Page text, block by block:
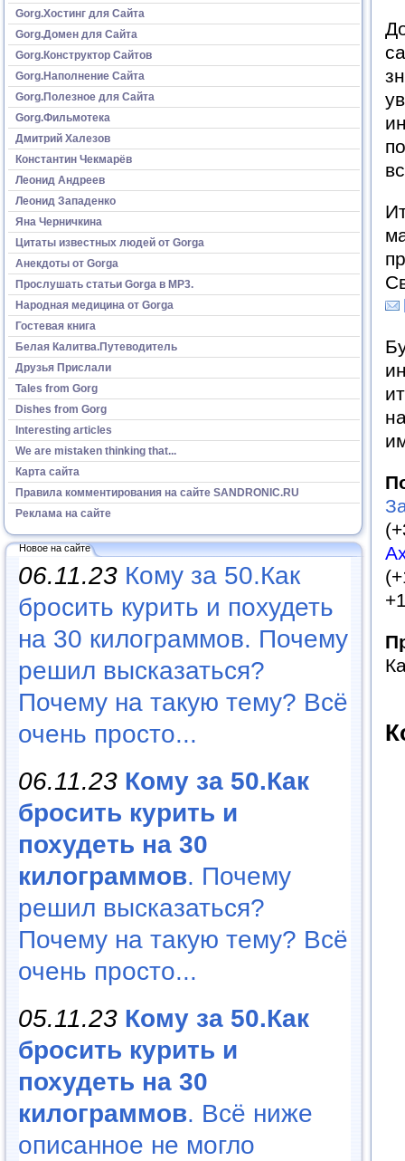
Gorg.Хостинг для Сайта
Gorg.Домен для Сайта
Gorg.Конструктор Сайтов
Gorg.Наполнение Сайта
Gorg.Полезное для Сайта
Gorg.Фильмотека
Дмитрий Халезов
Константин Чекмарёв
Леонид Андреев
Леонид Западенко
Яна Черничкина
Цитаты известных людей от Gorga
Анекдоты от Gorga
Прослушать статьи Gorga в МР3.
Народная медицина от Gorga
Гостевая книга
Белая Калитва.Путеводитель
Друзья Прислали
Tales from Gorg
Dishes from Gorg
Interesting articles
We are mistaken thinking that...
Карта сайта
Правила комментирования на сайте SANDRONIC.RU
Реклама на сайте
Новое на сайте
06.11.23 Кому за 50.Как
бросить курить и похудеть
на 30 килограммов. Почему
решил высказаться?
Почему на такую тему? Всё
очень просто...
06.11.23 Кому за 50.Как
бросить курить и
похудеть на 30
килограммов. Почему
решил высказаться?
Почему на такую тему? Всё
очень просто...
05.11.23 Кому за 50.Как
бросить курить и
похудеть на 30
килограммов. Всё ниже
описанное не могло